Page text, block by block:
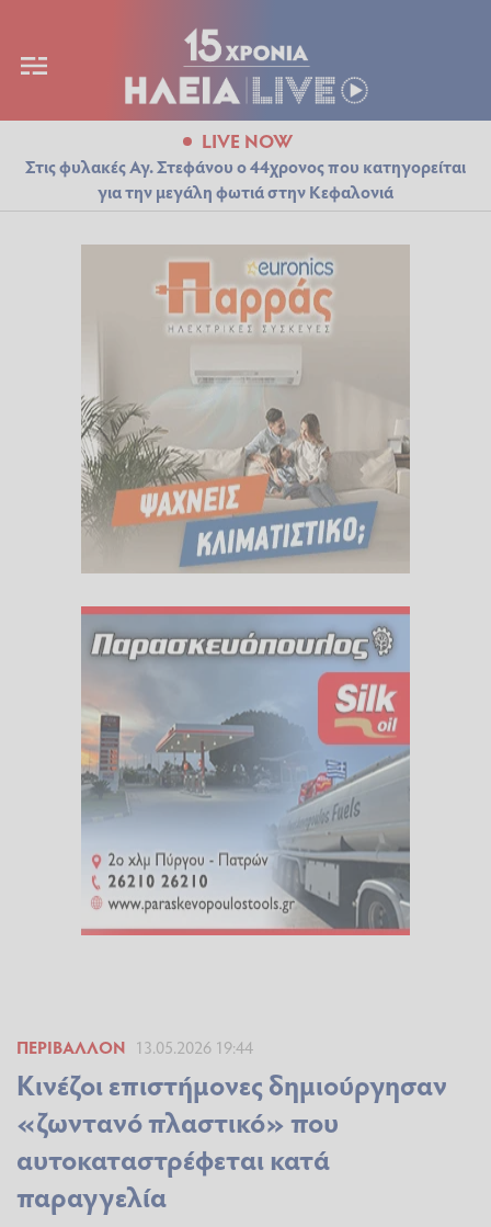
LIVE NOW
Στις φυλακές Αγ. Στεφάνου ο 44χρονος που κατηγορείται
για την μεγάλη φωτιά στην Κεφαλονιά
ΠΕΡΙΒΆΛΛΟΝ 13.05.2026 19:44
Κινέζοι επιστήμονες δημιούργησαν
«ζωντανό πλαστικό» που
αυτοκαταστρέφεται κατά
παραγγελία